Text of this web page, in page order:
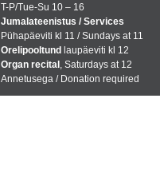
T-P/Tue-Su 10 – 16
Jumalateenistus / Services
Pühapäeviti kl 11 / Sundays at 11
Orelipooltund laupäeviti kl 12
Organ recital , Saturdays at 12
Annetusega / Donation required